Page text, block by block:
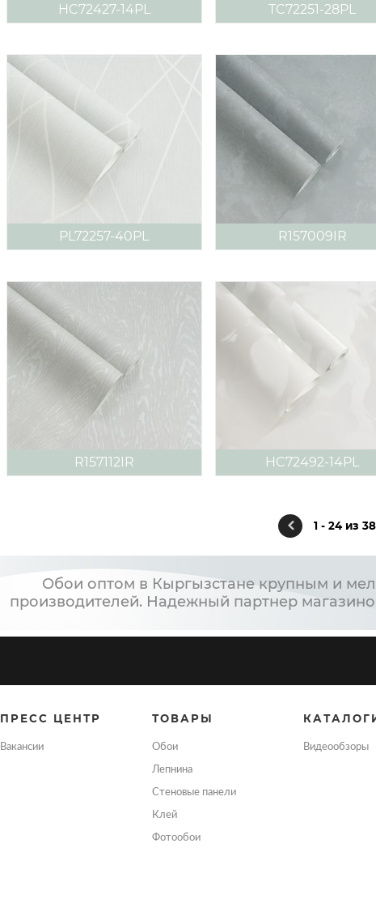
HC72427-14PL TC72251-28PL
PL72257-40PL R157009IR
R157112IR HC72492-14PL
1 - 24 из 38
Обои оптом в Кыргызстане крупным и
производителей. Надежный партнер
ПРЕСС ЦЕНТР
Вакансии
ТОВАРЫ
Обои
Лепнина
Стеновые панели
Клей
Фотообои
Видеообзоры